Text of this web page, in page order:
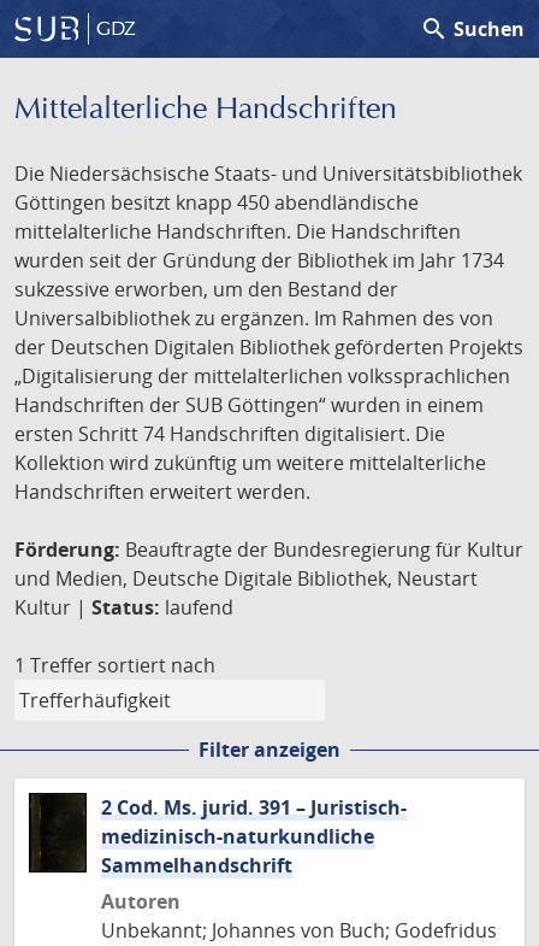
GDZ search Suchen
Mittelalterliche Handschriften
Die Niedersächsische Staats- und Universitätsbibliothek
Göttingen besitzt knapp 450 abendländische
mittelalterliche Handschriften. Die Handschriften
wurden seit der Gründung der Bibliothek im Jahr 1734
sukzessive erworben, um den Bestand der
Universalbibliothek zu ergänzen. Im Rahmen des von
der Deutschen Digitalen Bibliothek geförderten Projekts
„Digitalisierung der mittelalterlichen volkssprachlichen
Handschriften der SUB Göttingen“ wurden in einem
ersten Schritt 74 Handschriften digitalisiert. Die
Kollektion wird zukünftig um weitere mittelalterliche
Handschriften erweitert werden.
Förderung: Beauftragte der Bundesregierung für Kultur
und Medien, Deutsche Digitale Bibliothek, Neustart
Kultur | Status: laufend
1 Treffer sortiert nach
Filter anzeigen
2 Cod. Ms. jurid. 391 – Juristisch-
medizinisch-naturkundliche
Sammelhandschrift
Autoren
Unbekannt; Johannes von Buch; Godefridus